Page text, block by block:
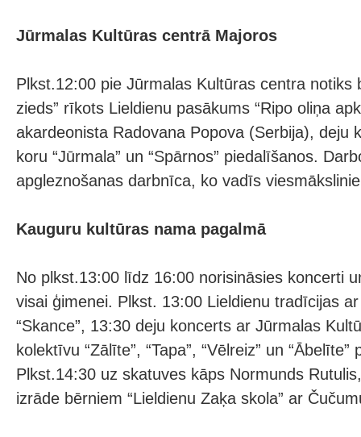
Jūrmalas Kultūras centrā Majoros
Plkst.12:00 pie Jūrmalas Kultūras centra notiks
zieds” rīkots Lieldienu pasākums “Ripo oliņa
akardeonista Radovana Popova (Serbija), deju
koru “Jūrmala” un “Spārnos” piedalīšanos.
apgleznošanas darbnīca, ko vadīs
Kauguru kultūras nama pagalmā
No plkst.13:00 līdz 16:00 norisināsies koncerti
visai ģimenei. Plkst. 13:00 Lieldienu tradīcijas
“Skance”, 13:30 deju koncerts ar Jūrmalas
kolektīvu “Zālīte”, “Tapa”, “Vēlreiz” un
Plkst.14:30 uz skatuves kāps Normunds
izrāde bērniem “Lieldienu Zaķa skola” ar